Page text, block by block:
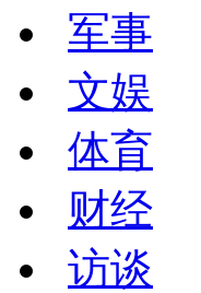
军事
文娱
体育
财经
访谈